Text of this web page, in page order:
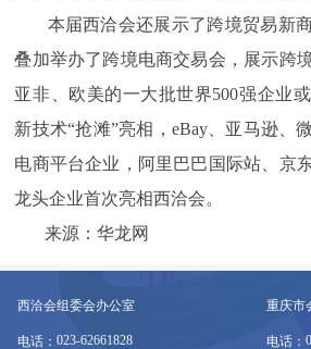
本届西洽会还展示了跨境贸易新商
叠加举办了跨境电商交易会，展示跨
亚非、欧美的一大批世界500强企业
新技术“抢滩”亮相，eBay、亚马逊、
电商平台企业，阿里巴巴国际站、京
龙头企业首次亮相西洽会。
来源：华龙网
西洽会组委会办公室
电话： 023-62661828
重庆市
电话：